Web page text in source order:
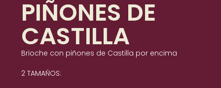
Pasteles con forma de números
Bandejas desayunos y meriendas
Brazos de gitano
PIÑONES DE
CASTILLA
Brioche con piñones de Castilla por encima
2 TAMAÑOS: